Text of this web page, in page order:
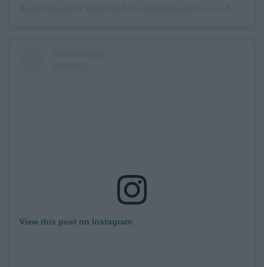
View this post on Instagram